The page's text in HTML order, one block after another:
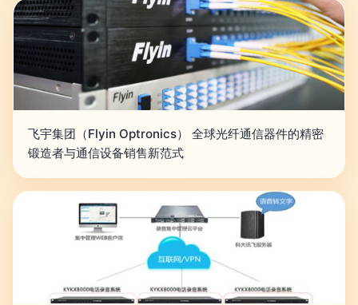
飞宇集团（Flyin Optronics） 全球光纤通信器件的精密
锻造者与通信设备销售新范式